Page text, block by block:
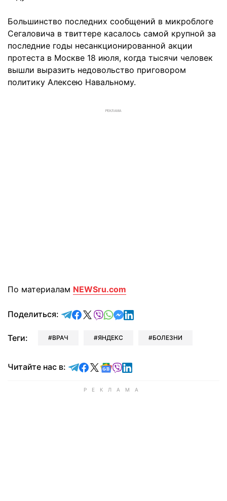
Большинство последних сообщений в микроблоге
Сегаловича в твиттере касалось самой крупной за
последние годы несанкционированной акции
протеста в Москве 18 июля, когда тысячи человек
вышли выразить недовольство приговором
политику Алексею Навальному.
РЕКЛАМА
По материалам NEWSru.com
Поделиться: отправить в Telegram
поделиться в Facebook
поделиться в X
отправить в Viber
отправить в Whatsapp
отправить в Messenger
отправить в LinkedIn
Теги: ВРАЧ ЯНДЕКС БОЛЕЗНИ
Читайте нас в: Читайте в Telegram
Читайте в Facebook
Читайте в X
Читайте в Google news
Читайте в Viber
Читайте в LinkedIn